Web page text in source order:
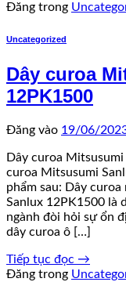
Đăng trong
Uncategorized
Dây curoa
12PK1500
Đăng vào 19/06/
Dây curoa
curoa Mitsusumi
phẩm sau: Dây
Sanlux 12PK1500 là
ngành đòi hỏi sự ổn
dây curoa ô […]
Tiếp tục đọc →
Đăng trong